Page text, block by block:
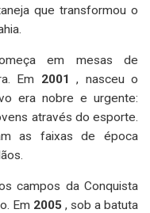
que transformou o
em mesas de
Em 2001 , nasceu o
era nobre e urgente:
através do esporte.
as faixas de época
campos da Conquista
Em 2005 , sob a batuta